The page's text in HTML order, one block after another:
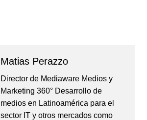
Matias Perazzo
Director de Mediaware Medios y
Marketing 360° Desarrollo de
medios en Latinoamérica para el
sector IT y otros mercados como